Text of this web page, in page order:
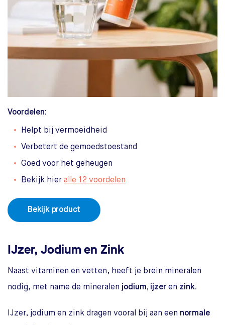
Voordelen:
Helpt bij vermoeidheid
Verbetert de gemoedstoestand
Goed voor het geheugen
Bekijk hier alle 12 voordelen
Bekijk product
IJzer, Jodium en Zink
Naast vitaminen en vetten, heeft je brein mineralen
nodig, met name de mineralen jodium, ijzer en zink.
IJzer, jodium en zink dragen vooral bij aan een normale